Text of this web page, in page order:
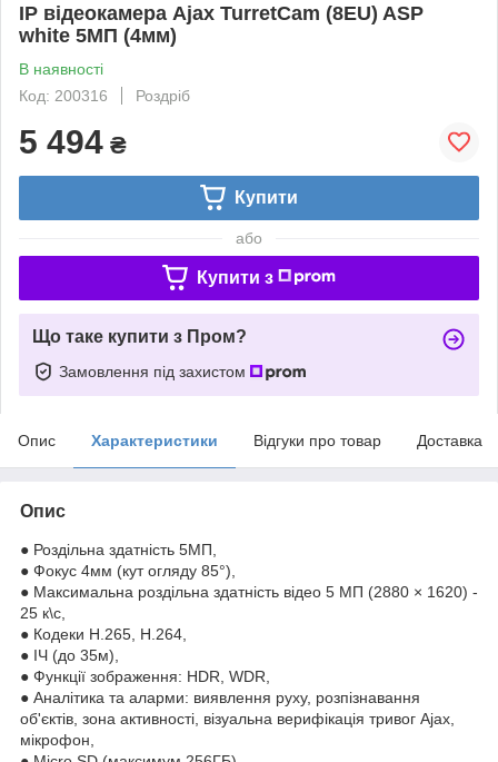
IP відеокамера Ajax TurretCam (8EU) ASP
white 5МП (4мм)
В наявності
Код: 200316
Роздріб
5 494 ₴
Купити
або
Купити з
Що таке купити з Пром?
Замовлення під захистом
Опис Характеристики Відгуки про товар Доставка
Опис
● Роздільна здатність 5МП,
● Фокус 4мм (кут огляду 85°),
● Максимальна роздільна здатність відео 5 МП (2880 × 1620) -
25 к\с,
● Кодеки H.265, H.264,
● ІЧ (до 35м),
● Функції зображення: HDR, WDR,
● Аналітика та аларми: виявлення руху, розпізнавання
об'єктів, зона активності, візуальна верифікація тривог Ajax,
мікрофон,